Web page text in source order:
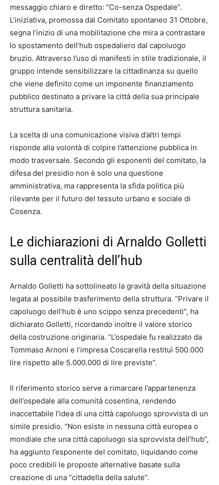
messaggio chiaro e diretto: “Co-senza Ospedale”.
L’iniziativa, promossa dal Comitato spontaneo 31 Ottobre,
segna l’inizio di una mobilitazione che mira a contrastare
lo spostamento dell’hub ospedaliero dal capoluogo
bruzio. Attraverso l’uso di manifesti in stile tradizionale, il
gruppo intende sensibilizzare la cittadinanza su quello
che viene definito come un imponente finanziamento
pubblico destinato a privare la città della sua principale
struttura sanitaria.
La scelta di una comunicazione visiva d’altri tempi
risponde alla volontà di colpire l’attenzione pubblica in
modo trasversale. Secondo gli esponenti del comitato, la
difesa del presidio non è solo una questione
amministrativa, ma rappresenta la sfida politica più
rilevante per il futuro del tessuto urbano e sociale di
Cosenza.
Le dichiarazioni di Arnaldo Golletti
sulla centralità dell’hub
Arnaldo Golletti ha sottolineato la gravità della situazione
legata al possibile trasferimento della struttura. “Privare il
capoluogo dell’hub è uno scippo senza precedenti”, ha
dichiarato Golletti, ricordando inoltre il valore storico
della costruzione originaria. “L’ospedale fu realizzato da
Tommaso Arnoni e l’impresa Coscarella restituì 500.000
lire rispetto alle 5.000.000 di lire previste”.
Il riferimento storico serve a rimarcare l’appartenenza
dell’ospedale alla comunità cosentina, rendendo
inaccettabile l’idea di una città capoluogo sprovvista di un
simile presidio. “Non esiste in nessuna città europea o
mondiale che una città capoluogo sia sprovvista dell’hub”,
ha aggiunto l’esponente del comitato, liquidando come
poco credibili le proposte alternative basate sulla
creazione di una “cittadella della salute”.